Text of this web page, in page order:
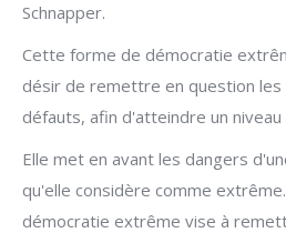
Schnapper.
Cette forme de démocratie
désir de remettre en question
défauts, afin d'atteindre un
Elle met en avant les dangers
qu'elle considère comme
démocratie extrême vise à